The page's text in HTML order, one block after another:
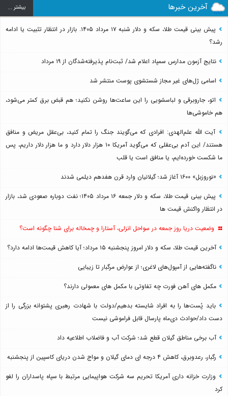
آخرین خبرها بيشتر ...
پیش بینی قیمت طلا، سکه و دلار شنبه ۱۷ مرداد ۱۴۰۵. بازار در انتظار تثبیت یا ادامه
رشد؟
نتایج آزمون مدارس سمپاد اعلام شد/ ثبت‌نام پذیرفته‌شدگان از ۱۹ مرداد
اسامی ژل‌های غیر مجاز شستشوی پوست منتشر شد
اتو، جاروبرقی و لباسشویی را این ساعت‌ها روشن نکنید؛ هم قبض برق کمتر می‌شود،
هم خاموشی‌ها
آیت الله علم‌الهدی: افرادی که می‌گویند جنگ را تمام کنید، بی‌عقل مریض و منافق
هستند/ این آدم بی‌عقلی که می‌گوید آمریکا ۱۰ هزار دلار دارد و ما هزار دلار داریم، پس
ما شکست خورده‌ایم، یا منافق است یا قلب
«نوروزبل» ۱۶۰۰ آغاز شد؛ گیلانیان وارد قرن هفدهم دیلمی شدند
پیش بینی قیمت طلا، سکه و دلار جمعه ۱۶ مرداد ۱۴۰۵؛ نفت دوباره صعودی شد، بازار
در انتظار واکنش قیمت ها
وضعیت دریا روز جمعه در سواحل انزلی، آستارا و چمخاله برای شنا چگونه است؟
آخرین قیمت طلا، سکه و دلار امروز پنجشنبه ۱۵ مرداد؛ آیا کاهش قیمت‌ها ادامه دارد؟
ناگفته‌هایی از آمپول‌های لاغری؛ از عوارض مرگبار تا زیبایی
مکمل های آهن فورت چه تفاوتی با مکمل های معمولی دارند؟
باید پُست‌ها را به افراد شایسته بدهیم/دولت با شهادت رهبری پشتوانه بزرگی را از
دست داد/حوادث دی‌ماه پارسال قابل فراموشی نیست
آب برخی مناطق گیلان قطع شد؛ شرکت آب و فاضلاب اطلاعیه داد
رگبار، رعدوبرق، کاهش ۴ درجه ای دمای گیلان و مواج شدن دریای کاسپین از پنجشنبه
وزارت خزانه داری آمریکا تحریم سه شرکت هواپیمایی مرتبط با سپاه پاسداران را لغو
کرد